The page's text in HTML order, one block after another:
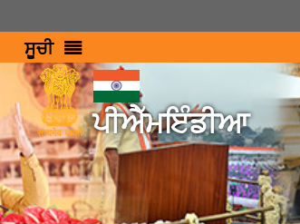
ਸੂਚੀ
ਪੀਐੱਮਇੰਡੀਆ